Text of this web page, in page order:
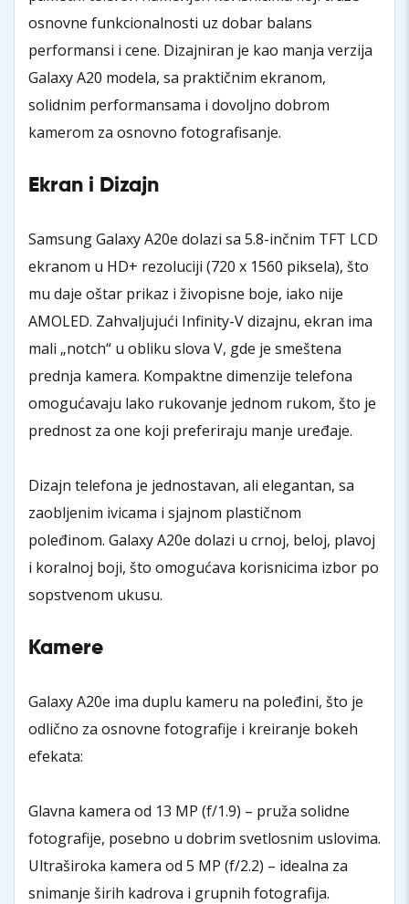
osnovne funkcionalnosti uz dobar balans
performansi i cene. Dizajniran je kao manja verzija
Galaxy A20 modela, sa praktičnim ekranom,
solidnim performansama i dovoljno dobrom
kamerom za osnovno fotografisanje.
Ekran i Dizajn
Samsung Galaxy A20e dolazi sa 5.8-inčnim TFT LCD
ekranom u HD+ rezoluciji (720 x 1560 piksela), što
mu daje oštar prikaz i živopisne boje, iako nije
AMOLED. Zahvaljujući Infinity-V dizajnu, ekran ima
mali „notch“ u obliku slova V, gde je smeštena
prednja kamera. Kompaktne dimenzije telefona
omogućavaju lako rukovanje jednom rukom, što je
prednost za one koji preferiraju manje uređaje.
Dizajn telefona je jednostavan, ali elegantan, sa
zaobljenim ivicama i sjajnom plastičnom
poleđinom. Galaxy A20e dolazi u crnoj, beloj, plavoj
i koralnoj boji, što omogućava korisnicima izbor po
sopstvenom ukusu.
Kamere
Galaxy A20e ima duplu kameru na poleđini, što je
odlično za osnovne fotografije i kreiranje bokeh
efekata:
Glavna kamera od 13 MP (f/1.9) – pruža solidne
fotografije, posebno u dobrim svetlosnim uslovima.
Ultraširoka kamera od 5 MP (f/2.2) – idealna za
snimanje širih kadrova i grupnih fotografija.